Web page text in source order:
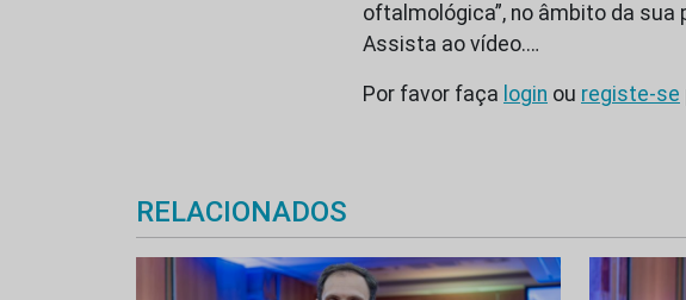
oftalmológica”, no âmbito da
Assista ao vídeo.…
Por favor faça login ou registe-se
RELACIONADOS